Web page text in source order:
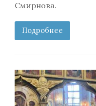
Смирнова.
Подробнее